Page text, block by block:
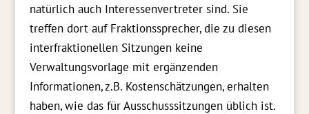
natürlich auch Interessenvertreter sind. Sie
treffen dort auf Fraktionssprecher, die zu diesen
interfraktionellen Sitzungen keine
Verwaltungsvorlage mit ergänzenden
Informationen, z.B. Kostenschätzungen, erhalten
haben, wie das für Ausschusssitzungenüblich ist.